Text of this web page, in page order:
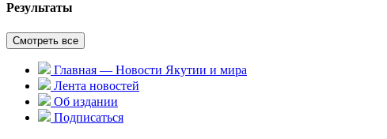
Результаты
Смотреть все
Главная — Новости Якутии и мира
Лента новостей
Об издании
Подписаться